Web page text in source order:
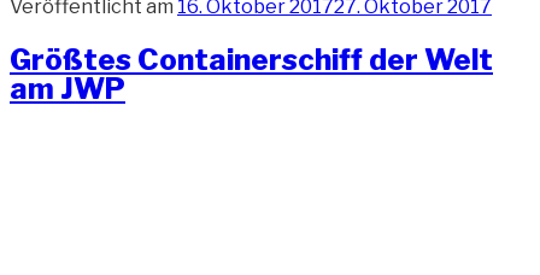
Veröffentlicht am 16. Oktober 201727. Oktober 2017
Größtes Containerschiff der Welt
am JWP